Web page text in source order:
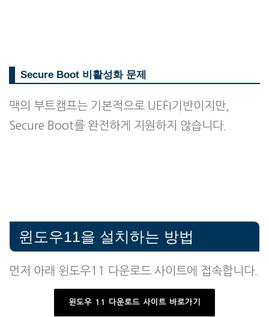
Secure Boot 비활성화 문제
맥의 부트캠프는 기본적으로 UEFI기반이지만,
Secure Boot를 완전하게 지원하지 않습니다.
윈도우11을 설치하는 방법
먼저 아래 윈도우11 다운로드 사이트에 접속합니다.
윈도우 11 다운로드 사이트 바로가기